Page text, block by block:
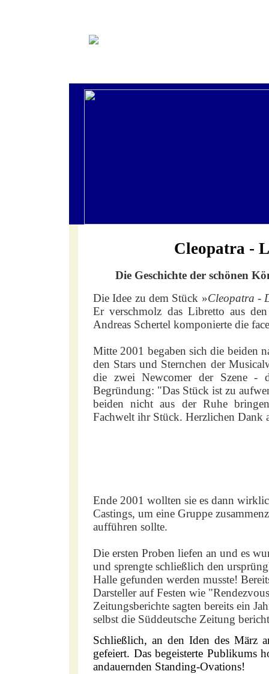
Cleopatra -
Die Geschichte der schönen
Die Idee zu dem Stück »Cleopatra -
Er verschmolz das Libretto aus
Andreas Schertel komponierte die
Mitte 2001 begaben sich die beiden
den Stars und Sternchen der
die zwei Newcomer der Szene -
Begründung: "Das Stück ist zu
beiden nicht aus der Ruhe
Fachwelt ihr Stück. Herzlichen Dank
Ende 2001 wollten sie es dann
Castings, um eine Gruppe
aufführen sollte.
Die ersten Proben liefen an und es
und sprengte schließlich den
Halle gefunden werden musste!
Darsteller auf Festen wie
Zeitungsberichte sagten bereits ein
selbst die Süddeutsche Zeitung
Schließlich, an den Iden des März
gefeiert. Das begeisterte Publikums
andauernden Standing-Ovations!